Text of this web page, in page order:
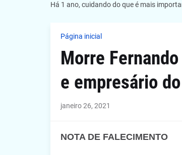
Há 1 ano, cuidando do que é mais
Página inicial
Morre
e empresário
janeiro 26, 2021
NOTA DE FALECIMENTO